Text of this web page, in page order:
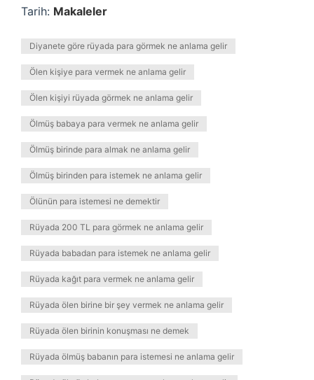
Tarih: Makaleler
Diyanete göre rüyada para görmek ne anlama gelir
Ölen kişiye para vermek ne anlama gelir
Ölen kişiyi rüyada görmek ne anlama gelir
Ölmüş babaya para vermek ne anlama gelir
Ölmüş birinde para almak ne anlama gelir
Ölmüş birinden para istemek ne anlama gelir
Ölünün para istemesi ne demektir
Rüyada 200 TL para görmek ne anlama gelir
Rüyada babadan para istemek ne anlama gelir
Rüyada kağıt para vermek ne anlama gelir
Rüyada ölen birine bir şey vermek ne anlama gelir
Rüyada ölen birinin konuşması ne demek
Rüyada ölmüş babanın para istemesi ne anlama gelir